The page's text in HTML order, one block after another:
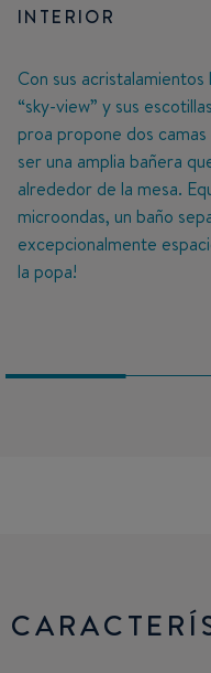
INTERIOR
Con sus
“sky-view” y sus
proa propone dos
ser una amplia bañera
alrededor de la mesa.
microondas, un baño
excepcionalmente
la popa!